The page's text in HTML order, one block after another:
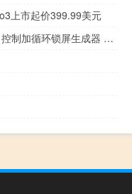
上市起价399.99美元
控制加循环锁屏生成器 V1.0 绿色版（控制加循环锁屏生成器 V1.0 绿色版功能简介）